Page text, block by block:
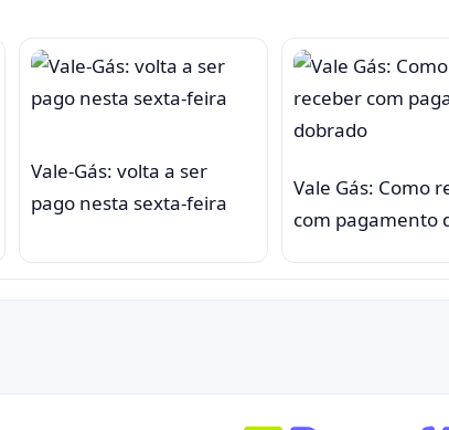
Vale-Gás: volta a ser
pago nesta sexta-feira
Vale Gás: Como
com pagamento